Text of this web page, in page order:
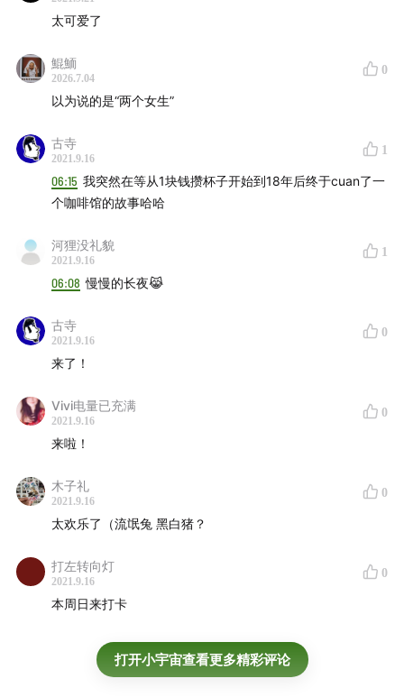
00:22:44 凭什么这杯特调和西北有关，上头吗
00:26:07扑仔这只小野猪是如何瘦身成功的
00:30:01
00:30:49
00:32:49 2021年的暑假，你会想起哪首歌
太可爱了
鯤鮞
2026.7.04
0
以为说的是“两个女生”
古寺
2021.9.16
1
06:15 我突然在等从1块钱攒杯子开始到18年后终于cuan了一
个咖啡馆的故事哈哈
河狸没礼貌
2021.9.16
1
06:08 慢慢的长夜😹
古寺
2021.9.16
0
来了！
Vivi电量已充满
2021.9.16
0
来啦！
木子礼
2021.9.16
0
太欢乐了（流氓兔 黑白猪？
打左转向灯
2021.9.16
0
本周日来打卡
打开小宇宙查看更多精彩评论